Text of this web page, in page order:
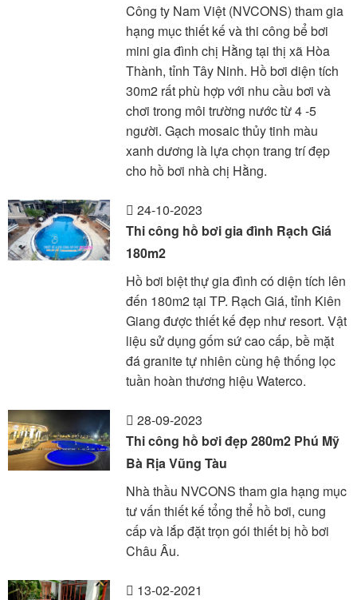
Công ty Nam Việt (NVCONS) tham gia
hạng mục thiết kế và thi công bể bơi
mini gia đình chị Hằng tại thị xã Hòa
Thành, tỉnh Tây Ninh. Hồ bơi diện tích
30m2 rất phù hợp với nhu cầu bơi và
chơi trong môi trường nước từ 4 -5
người. Gạch mosaic thủy tinh màu
xanh dương là lựa chọn trang trí đẹp
cho hồ bơi nhà chị Hằng.
24-10-2023
Thi công hồ bơi gia đình Rạch Giá
180m2
Hồ bơi biệt thự gia đình có diện tích lên
đến 180m2 tại TP. Rạch Giá, tỉnh Kiên
Giang được thiết kế đẹp như resort. Vật
liệu sử dụng gốm sứ cao cấp, bề mặt
đá granite tự nhiên cùng hệ thống lọc
tuần hoàn thương hiệu Waterco.
28-09-2023
Thi công hồ bơi đẹp 280m2 Phú Mỹ
Bà Rịa Vũng Tàu
Nhà thầu NVCONS tham gia hạng mục
tư vấn thiết kế tổng thể hồ bơi, cung
cấp và lắp đặt trọn gói thiết bị hồ bơi
Châu Âu.
13-02-2021